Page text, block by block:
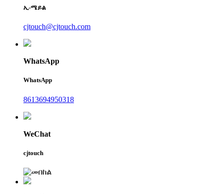
ኢ-ሜይል
cjtouch@cjtouch.com
WhatsApp
WhatsApp
8613694950318
WeChat
cjtouch